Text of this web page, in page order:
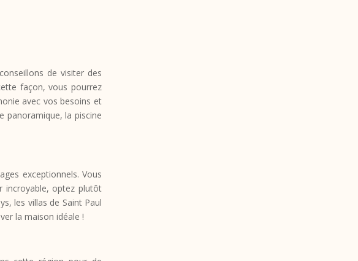
de visiter des
façon, vous pourrez
avec vos besoins et
panoramique, la piscine
exceptionnels. Vous
incroyable, optez plutôt
les villas de Saint Paul
la maison idéale !